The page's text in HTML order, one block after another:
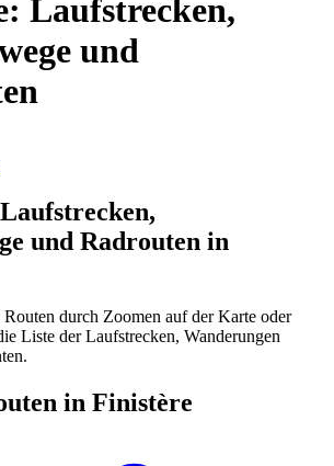
Laufstrecken,
und
und Radrouten in
durch Zoomen auf der Karte oder
Liste der Laufstrecken, Wanderungen
in Finistère